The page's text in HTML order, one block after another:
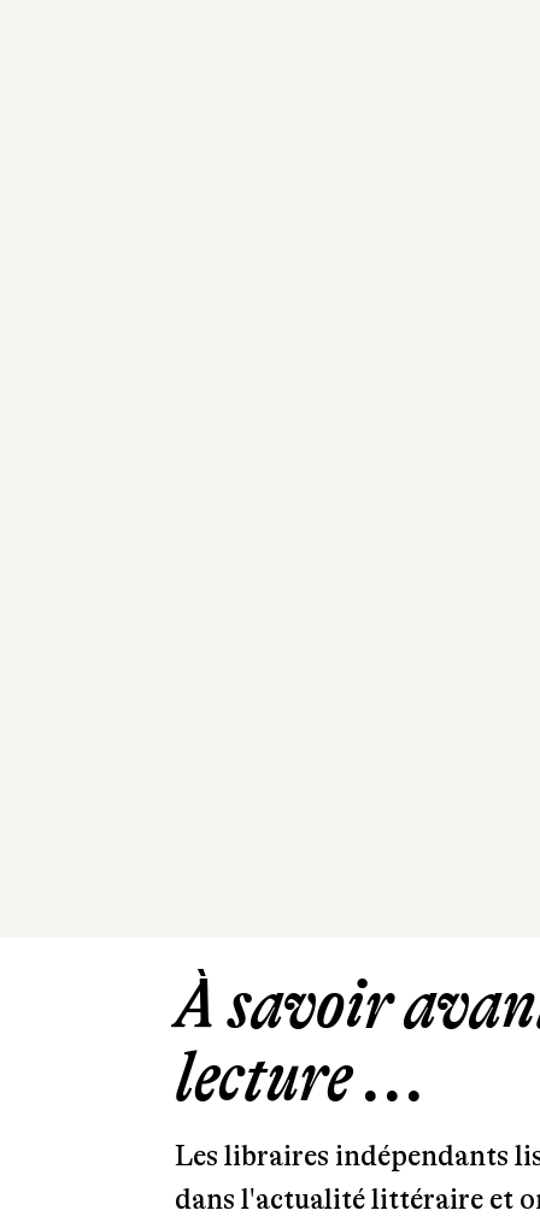
À savoir
lecture ...
Les libraires indépendants
dans l'actualité littéraire et